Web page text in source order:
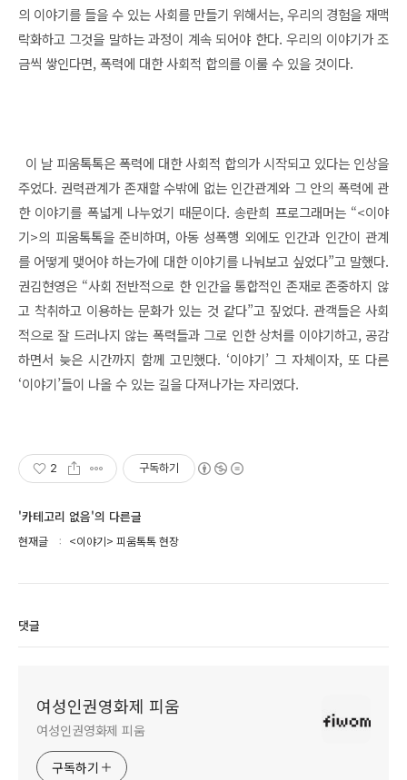
의 이야기를 들을 수 있는 사회를 만들기 위해서는, 우리의 경험을 재맥
락화하고 그것을 말하는 과정이 계속 되어야 한다. 우리의 이야기가 조
금씩 쌓인다면, 폭력에 대한 사회적 합의를 이룰 수 있을 것이다.
이 날 피움톡톡은 폭력에 대한 사회적 합의가 시작되고 있다는 인상을
주었다. 권력관계가 존재할 수밖에 없는 인간관계와 그 안의 폭력에 관
한 이야기를 폭넓게 나누었기 때문이다. 송란희 프로그래머는 “<이야
기>의 피움톡톡을 준비하며, 아동 성폭행 외에도 인간과 인간이 관계
를 어떻게 맺어야 하는가에 대한 이야기를 나눠보고 싶었다”고 말했다.
권김현영은 “사회 전반적으로 한 인간을 통합적인 존재로 존중하지 않
고 착취하고 이용하는 문화가 있는 것 같다”고 짚었다. 관객들은 사회
적으로 잘 드러나지 않는 폭력들과 그로 인한 상처를 이야기하고, 공감
하면서 늦은 시간까지 함께 고민했다. ‘이야기’ 그 자체이자, 또 다른
‘이야기’들이 나올 수 있는 길을 다져나가는 자리였다.
2 구독하기
'카테고리 없음'의 다른글
현재글 <이야기> 피움톡톡 현장
댓글
여성인권영화제 피움
여성인권영화제 피움
구독하기